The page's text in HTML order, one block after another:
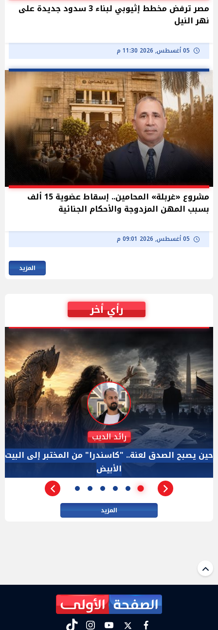
مصر ترفض مخطط إثيوبي لبناء 3 سدود جديدة على
نهر النيل
05 أغسطس, 2026 11:30 م
مشروع «غربلة» المحامين.. إسقاط عضوية 15 ألف
بسبب المهن المزدوجة والأحكام الجنائية
05 أغسطس, 2026 09:01 م
المزيد
رأي أخر
دكتور نزيه الحكيم
الإجازة البرلمانية ليست إجازة من الرقابة.. والسؤال ليس
الأداة الوحيده بعد فض الانعقاد
المزيد